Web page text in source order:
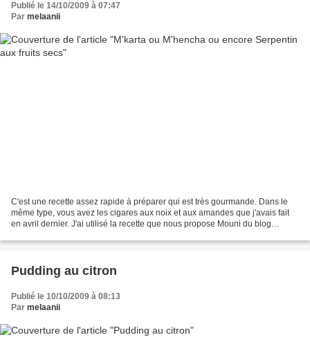
Publié le 14/10/2009 à 07:47
Par melaanii
C'est une recette assez rapide à préparer qui est très gourmande. Dans le
même type, vous avez les cigares aux noix et aux amandes que j'avais fait
en avril dernier. J'ai utilisé la recette que nous propose Mouni du blog
Pudding au citron
Publié le 10/10/2009 à 08:13
Par melaanii